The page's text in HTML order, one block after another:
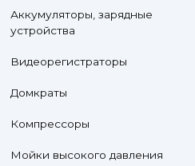
Аккумуляторы, зарядные
устройства
Видеорегистраторы
Домкраты
Компрессоры
Мойки высокого давления